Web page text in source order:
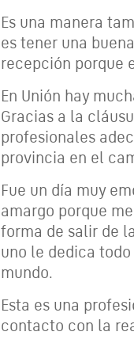
Es una manera
es tener una
recepción porque
En Unión hay
Gracias a la
profesionales
provincia en el
Fue un día muy
amargo porque
forma de salir de
uno le dedica
mundo.
Esta es una
contacto con la